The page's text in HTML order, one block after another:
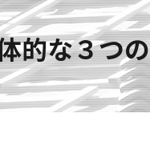
的な３つ